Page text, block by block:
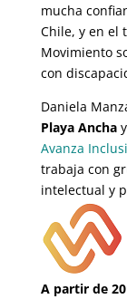
mucha
Chile, y en el
Movimiento
con
Daniela
Playa Ancha
Avanza
trabaja con
intelectual y
A partir de